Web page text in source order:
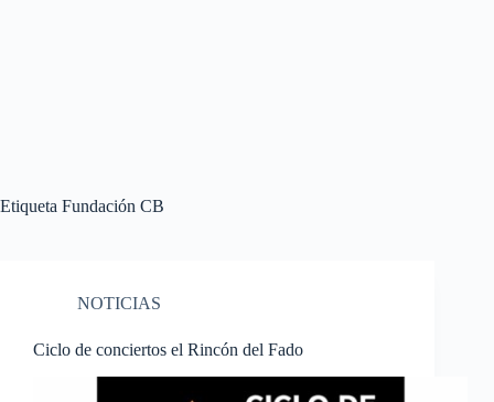
Etiqueta Fundación CB
NOTICIAS
Ciclo de conciertos el Rincón del Fado